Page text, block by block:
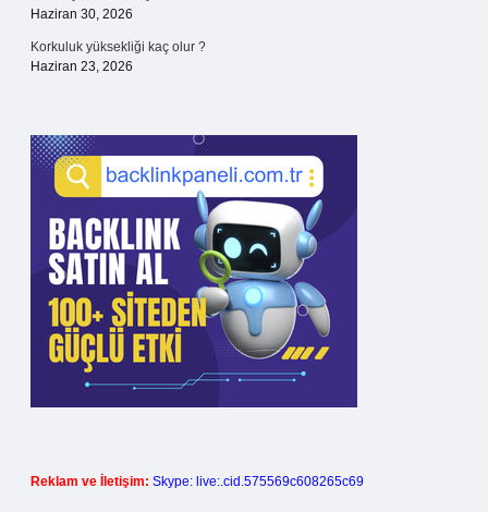
Haziran 30, 2026
Korkuluk yüksekliği kaç olur ?
Haziran 23, 2026
Reklam ve İletişim: Skype: live:.cid.575569c608265c69